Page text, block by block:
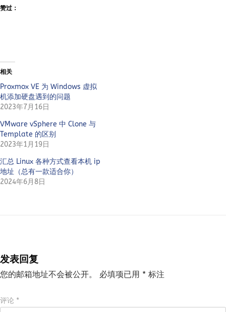
赞过：
相关
Proxmox VE 为 Windows 虚拟
机添加硬盘遇到的问题
2023年7月16日
VMware vSphere 中 Clone 与
Template 的区别
2023年1月19日
汇总 Linux 各种方式查看本机 ip
地址（总有一款适合你）
2024年6月8日
发表回复
您的邮箱地址不会被公开。 必填项已用 * 标注
评论 *